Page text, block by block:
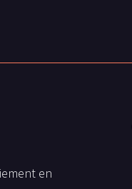
en